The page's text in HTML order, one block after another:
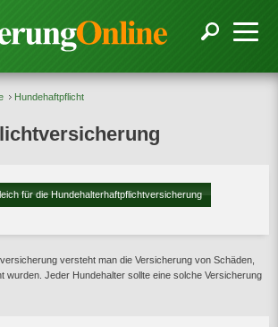
Hundehaftpflicht
für die Hundehalterhaftpflichtversicherung
versteht man die Versicherung von Schäden,
wurden. Jeder Hundehalter sollte eine solche Versicherung